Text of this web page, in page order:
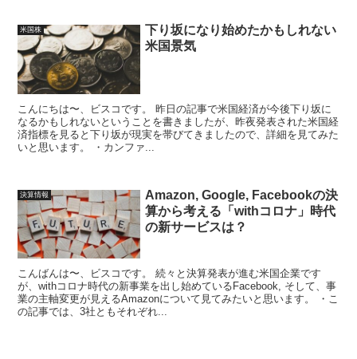
米国株
下り坂になり始めたかもしれない
米国景気
こんにちは〜、ビスコです。 昨日の記事で米国経済が今後下り坂に
なるかもしれないということを書きましたが、昨夜発表された米国経
済指標を見ると下り坂が現実を帯びてきましたので、詳細を見てみた
いと思います。 ・カンファ...
決算情報
Amazon, Google, Facebookの決
算から考える「withコロナ」時代
の新サービスは？
こんばんは〜、ビスコです。 続々と決算発表が進む米国企業です
が、withコロナ時代の新事業を出し始めているFacebook, そして、事
業の主軸変更が見えるAmazonについて見てみたいと思います。 ・こ
の記事では、3社ともそれぞれ...